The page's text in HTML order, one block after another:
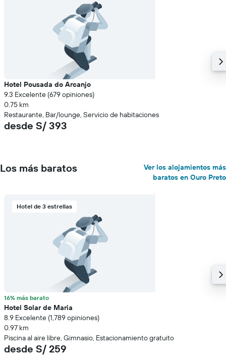
Hotel Pousada do Arcanjo
9.3 Excelente (679 opiniones)
0.75 km
Restaurante, Bar/lounge, Servicio de habitaciones
desde S/ 393
Los más baratos
Ver los alojamientos más
baratos en Ouro Preto
Hotel de 3 estrellas
16% más barato
Hotel Solar de Maria
8.9 Excelente (1,789 opiniones)
0.97 km
Piscina al aire libre, Gimnasio, Estacionamiento gratuito
desde S/ 259